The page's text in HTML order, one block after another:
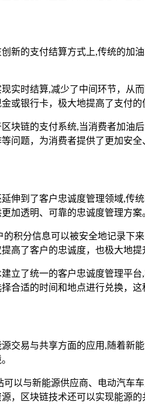
新的支付结算方式上,传统的加
实时结算,减少了中间环节，从
或银行卡，极大地提高了支付的
块链的支付系统,当消费者加油
问题，为消费者提供了更加安全
伸到了客户忠诚度管理领域,传
加透明、可靠的忠诚度管理方案
积分信息可以被安全地记录下
高了客户的忠诚度，也极大地提
立了统一的客户忠诚度管理平
合适的时间和地点进行兑换，
交易与共享方面的应用,随着新
以与新能源供应商、电动汽车
，区块链技术还可以实现能源